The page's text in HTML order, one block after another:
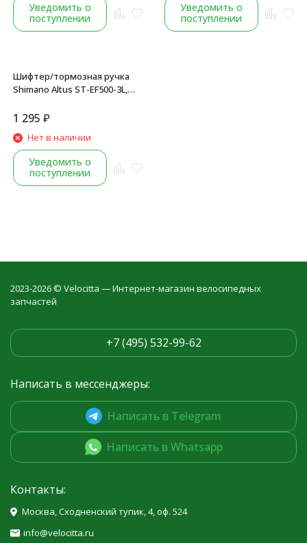
Уведомить о
поступлении
Уведомить о
поступлении
Шифтер/тормозная ручка
Shimano Altus ST-EF500-3L,
комбинированная, без
1 295 ₽
Нет в наличии
Уведомить о
поступлении
2023-2026 © Velocitta — Интернет-магазин велосипедных
запчастей
+7 (495) 532-99-62
Написать в мессенджеры:
Написать в Telegram
Написать в Whatsapp
Контакты:
Москва, Сходненский тупик, 4, оф. 524
info@velocitta.ru